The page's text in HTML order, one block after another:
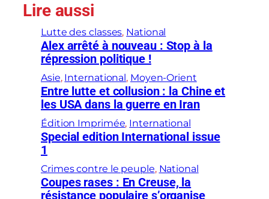
Lire aussi
Lutte des classes, National
Alex arrêté à nouveau : Stop à la
répression politique !
Asie, International , Moyen-Orient
Entre lutte et collusion : la Chine et
les USA dans la guerre en Iran
Édition Imprimée, International
Special edition International issue
1
Crimes contre le peuple, National
Coupes rases : En Creuse, la
résistance populaire s’organise